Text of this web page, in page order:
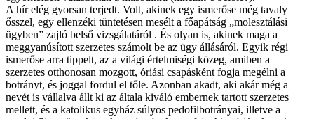
A hír elég gyorsan terjedt. Volt, akinek egy ismerőse még tavaly
ősszel, egy ellenzéki tüntetésen mesélt a főapátság „molesztálási
ügyben” zajló belső vizsgálatáról . És olyan is, akinek maga a
meggyanúsított szerzetes számolt be az ügy állásáról. Egyik régi
ismerőse arra tippelt, az a világi értelmiségi közeg, amiben a
szerzetes otthonosan mozgott, óriási csapásként fogja megélni a
botrányt, és joggal fordul el tőle. Azonban akadt, aki akár még a
nevét is vállalva állt ki az általa kiváló embernek tartott szerzetes
mellett, és a katolikus egyház súlyos pedofilbotrányai, illetve a